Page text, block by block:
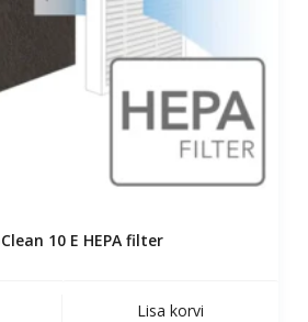
10 E HEPA filter
Lisa korvi